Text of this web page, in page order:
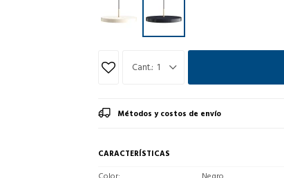
1
Métodos y costos de envío
CARACTERÍSTICAS